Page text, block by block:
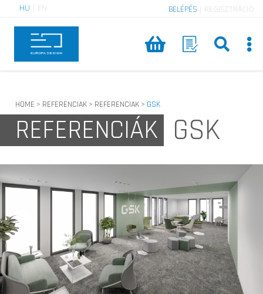
HU EN BELÉPÉS REGISZTRÁCIÓ
HOME > REFERENCIAK > REFERENCIAK > GSK
REFERENCIÁK GSK